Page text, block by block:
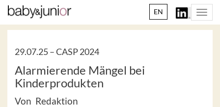
EN
29.07.25 –CASP 2024
Alarmierende Mängel bei
Kinderprodukten
Von Redaktion